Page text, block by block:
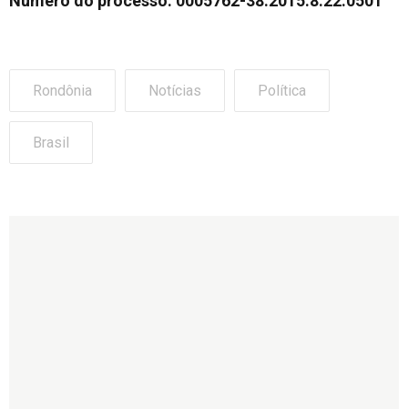
Rondônia Notícias Política
Brasil